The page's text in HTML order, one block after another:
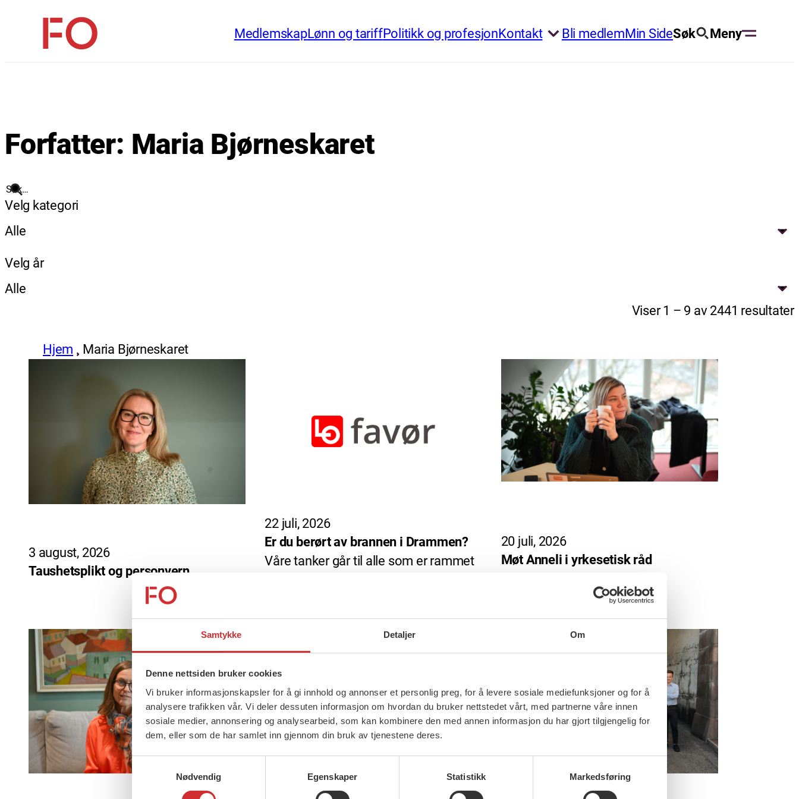
Samtykke Detaljer Om
Denne nettsiden bruker cookies
Vi bruker informasjonskapsler for å gi innhold og annonser et personlig preg, for å levere sosiale mediefunksjoner og for å
analysere trafikken vår. Vi deler dessuten informasjon om hvordan du bruker nettstedet vårt, med partnerne våre innen
sosiale medier, annonsering og analysearbeid, som kan kombinere den med annen informasjon du har gjort tilgjengelig for
dem, eller som de har samlet inn gjennom din bruk av tjenestene deres.
Samtykkevalg
Nødvendig
Egenskaper Statistikk Markedsføring
innholdFO
MedlemskapLønn og tariffPolitikk og profesjonKontakt Bli medlemMin SideSøk Meny
Forfatter: Maria Bjørneskaret
Søk
Velg kategori
Alle
Velg år
Alle
Viser 1 – 9 av 2441 resultater
Hjem Maria Bjørneskaret
3 august, 2026
Taushetsplikt og personvern
22 juli, 2026
Er du berørt av brannen i Drammen?
Våre tanker går til alle som er rammet
20 juli, 2026
Møt Anneli i yrkesetisk råd
6 juli, 2026